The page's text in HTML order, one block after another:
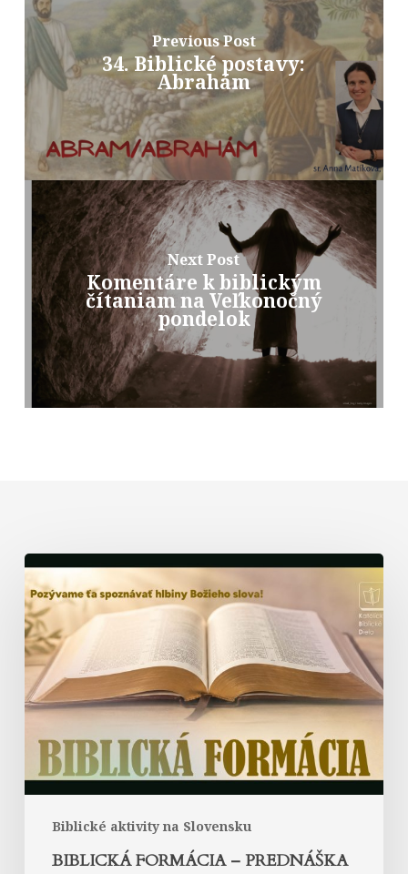
Previous Post
34. Biblické postavy:
Abrahám
Next Post
Komentáre k biblickým
čítaniam na Veľkonočný
pondelok
Biblické aktivity na Slovensku
Biblická
formácia
–
prednáška
BIBLICKÁ FORMÁCIA – PREDNÁŠKA